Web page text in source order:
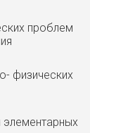
проблем
физических